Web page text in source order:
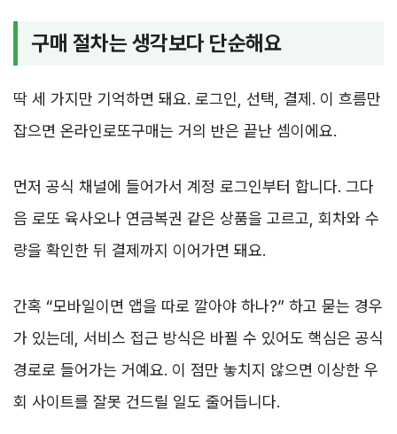
구매 절차는 생각보다 단순해요
딱 세 가지만 기억하면 돼요. 로그인, 선택, 결제. 이 흐름만
잡으면 온라인로또구매는 거의 반은 끝난 셈이에요.
먼저 공식 채널에 들어가서 계정 로그인부터 합니다. 그다
음 로또 육사오나 연금복권 같은 상품을 고르고, 회차와 수
량을 확인한 뒤 결제까지 이어가면 돼요.
간혹 “모바일이면 앱을 따로 깔아야 하나?” 하고 묻는 경우
가 있는데, 서비스 접근 방식은 바뀔 수 있어도 핵심은 공식
경로로 들어가는 거예요. 이 점만 놓치지 않으면 이상한 우
회 사이트를 잘못 건드릴 일도 줄어듭니다.